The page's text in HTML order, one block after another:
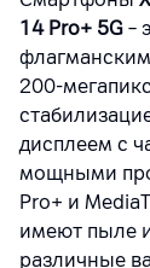
14 Pro+ 5G –
200-
дисплеем с
мощными
Pro+ и
имеют пыле
различные